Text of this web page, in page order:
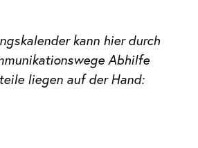
kann hier durch
Abhilfe
liegen auf der Hand: